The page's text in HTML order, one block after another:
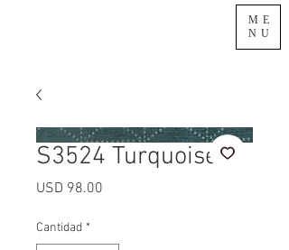
ME
NU
S3524 Turquoise
USD 98.00
Cantidad *